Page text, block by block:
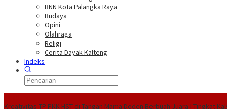
BNN Kota Palangka Raya
Budaya
Opini
Olahraga
Religi
Cerita Dayak Kalteng
Indeks
Kreativitas TP PKK HST di Tangan Mama Deden Berbuah Juara I Tingkat